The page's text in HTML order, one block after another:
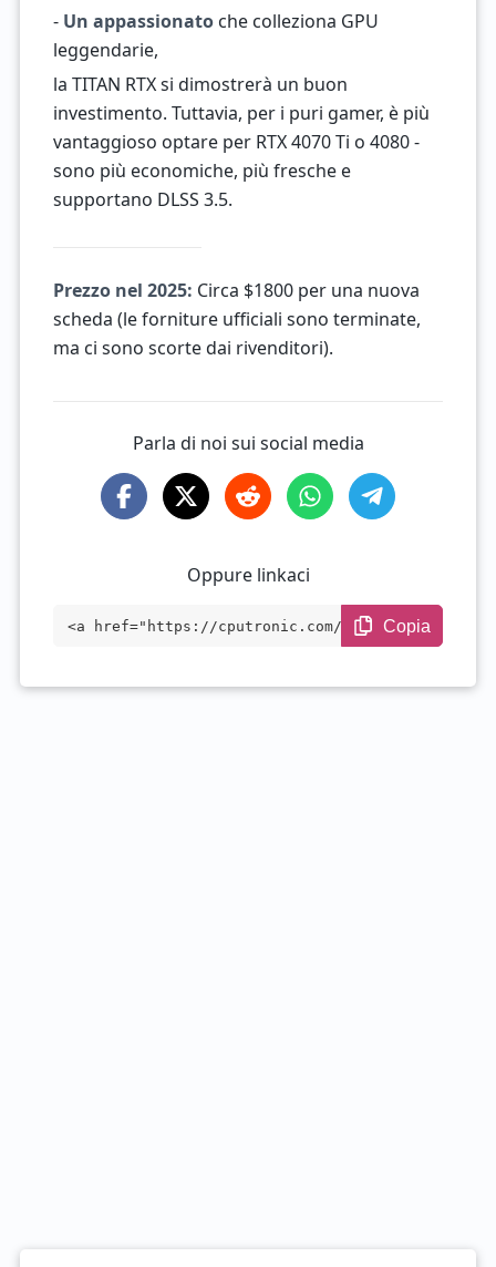
- Un appassionatoche colleziona GPU
leggendarie,
la TITAN RTX si dimostrerà un buon
investimento. Tuttavia, per i puri gamer, è più
vantaggioso optare per RTX 4070 Ti o 4080 -
sono più economiche, più fresche e
supportano DLSS 3.5.
Prezzo nel 2025: Circa $1800 per una nuova
scheda (le forniture ufficiali sono terminate,
ma ci sono scorte dai rivenditori).
Parla di noi sui social media
Oppure linkaci
<a href="https://cputronic.com/it/gpu/nv
Copia